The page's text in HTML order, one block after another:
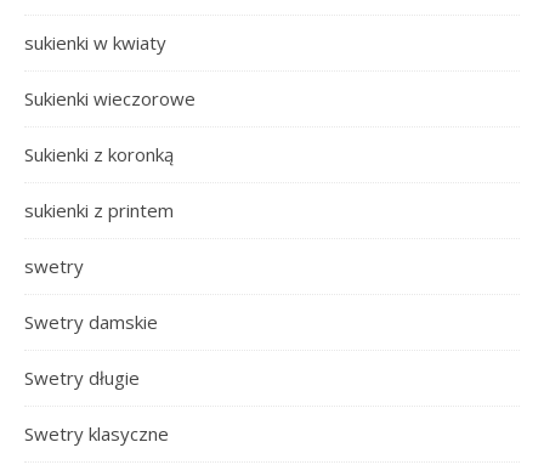
sukienki w kwiaty
Sukienki wieczorowe
Sukienki z koronką
sukienki z printem
swetry
Swetry damskie
Swetry długie
Swetry klasyczne